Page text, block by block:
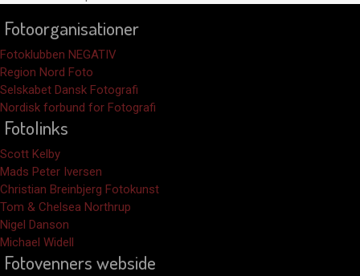
Fotoorganisationer
Fotoklubben NEGATIV
Region Nord Foto
Selskabet Dansk Fotografi
Nordisk forbund for Fotografi
Fotolinks
Scott Kelby
Mads Peter Iversen
Christian Breinbjerg Fotokunst
Tom & Chelsea Northrup
Nigel Danson
Michael Widell
Fotovenners webside